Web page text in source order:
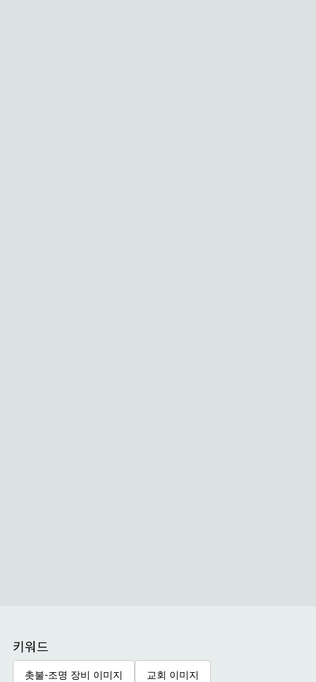
키워드
촛불-조명 장비 이미지 교회 이미지